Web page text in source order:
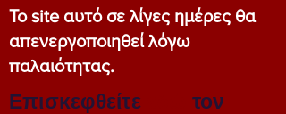
Το site αυτό σε λίγες ημέρες θα
απενεργοποιηθεί λόγω
παλαιότητας.
Επισκεφθείτε
τον